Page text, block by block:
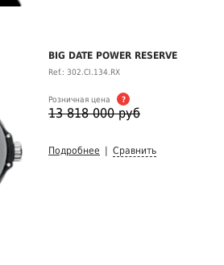
BIG DATE POWER RESERVE
Ref.: 302.CI.134.RX
Розничная цена ?
13 818 000 руб
Подробнее Сравнить